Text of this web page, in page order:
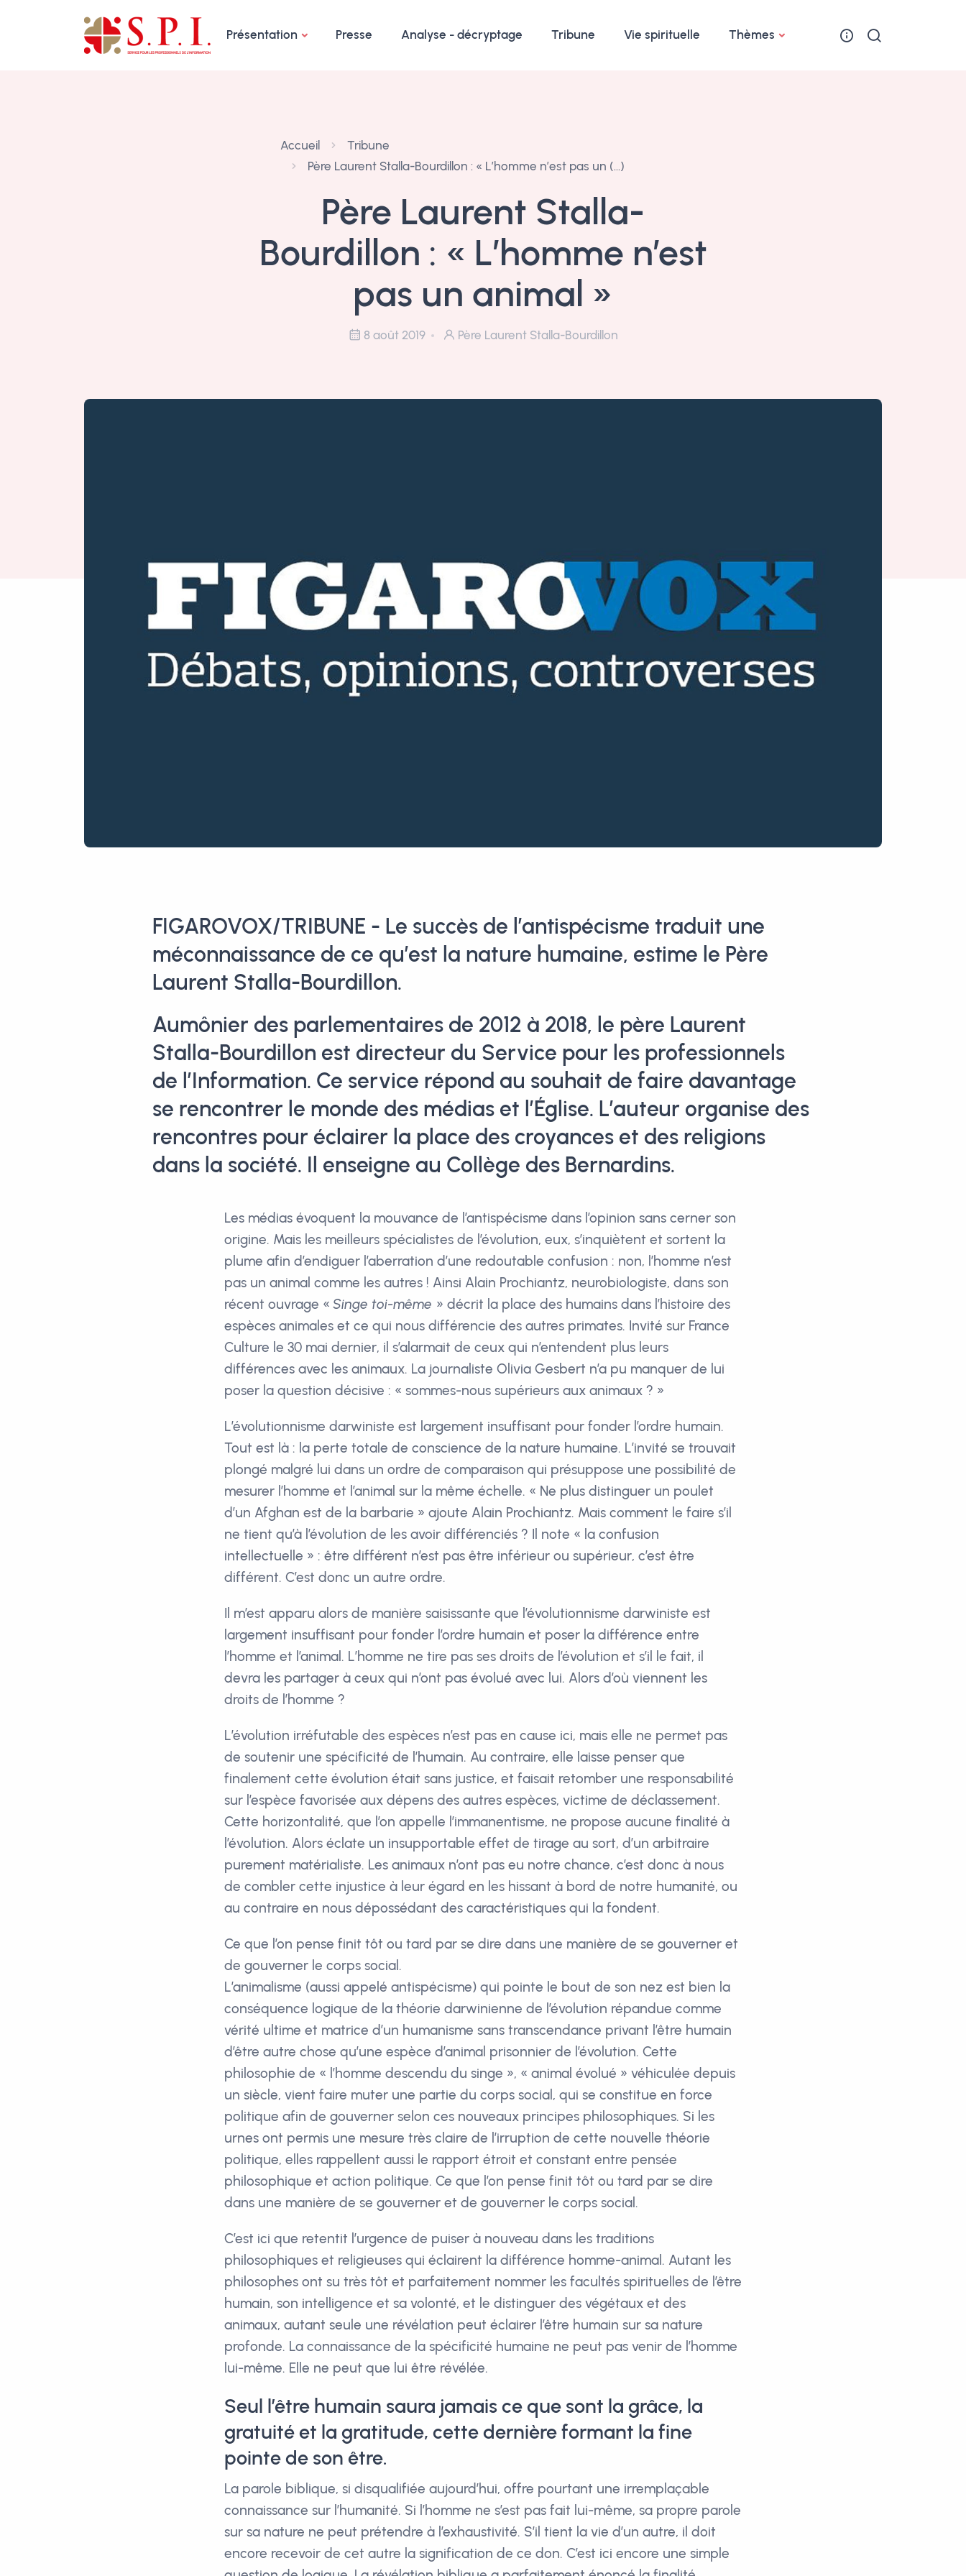
Présentation
Presse Analyse - décryptage Tribune Vie spirituelle Thèmes
Accueil
Tribune
Père Laurent Stalla-Bourdillon : « L’homme n’est pas un (…)
Père Laurent Stalla-
Bourdillon : « L’homme n’est
pas un animal »
8 août 2019 Père Laurent Stalla-Bourdillon
FIGAROVOX/TRIBUNE - Le succès de l’antispécisme traduit une
méconnaissance de ce qu’est la nature humaine, estime le Père
Laurent Stalla-Bourdillon.
Aumônier des parlementaires de 2012 à 2018, le père Laurent
Stalla-Bourdillon est directeur du Service pour les professionnels
de l’Information. Ce service répond au souhait de faire davantage
se rencontrer le monde des médias et l’Église. L’auteur organise des
rencontres pour éclairer la place des croyances et des religions
dans la société. Il enseigne au Collège des Bernardins.
Les médias évoquent la mouvance de l’antispécisme dans l’opinion sans cerner son
origine. Mais les meilleurs spécialistes de l’évolution, eux, s’inquiètent et sortent la
plume afin d’endiguer l’aberration d’une redoutable confusion : non, l’homme n’est
pas un animal comme les autres ! Ainsi Alain Prochiantz, neurobiologiste, dans son
récent ouvrage «Singe toi-même » décrit la place des humains dans l’histoire des
espèces animales et ce qui nous différencie des autres primates. Invité sur France
Culture le 30 mai dernier, il s’alarmait de ceux qui n’entendent plus leurs
différences avec les animaux. La journaliste Olivia Gesbert n’a pu manquer de lui
poser la question décisive : « sommes-nous supérieurs aux animaux ? »
L’évolutionnisme darwiniste est largement insuffisant pour fonder l’ordre humain.
Tout est là : la perte totale de conscience de la nature humaine. L’invité se trouvait
plongé malgré lui dans un ordre de comparaison qui présuppose une possibilité de
mesurer l’homme et l’animal sur la même échelle. « Ne plus distinguer un poulet
d’un Afghan est de la barbarie » ajoute Alain Prochiantz. Mais comment le faire s’il
ne tient qu’à l’évolution de les avoir différenciés ? Il note « la confusion
intellectuelle » : être différent n’est pas être inférieur ou supérieur, c’est être
différent. C’est donc un autre ordre.
Il m’est apparu alors de manière saisissante que l’évolutionnisme darwiniste est
largement insuffisant pour fonder l’ordre humain et poser la différence entre
l’homme et l’animal. L’homme ne tire pas ses droits de l’évolution et s’il le fait, il
devra les partager à ceux qui n’ont pas évolué avec lui. Alors d’où viennent les
droits de l’homme ?
L’évolution irréfutable des espèces n’est pas en cause ici, mais elle ne permet pas
de soutenir une spécificité de l’humain. Au contraire, elle laisse penser que
finalement cette évolution était sans justice, et faisait retomber une responsabilité
sur l’espèce favorisée aux dépens des autres espèces, victime de déclassement.
Cette horizontalité, que l’on appelle l’immanentisme, ne propose aucune finalité à
l’évolution. Alors éclate un insupportable effet de tirage au sort, d’un arbitraire
purement matérialiste. Les animaux n’ont pas eu notre chance, c’est donc à nous
de combler cette injustice à leur égard en les hissant à bord de notre humanité, ou
au contraire en nous dépossédant des caractéristiques qui la fondent.
Ce que l’on pense finit tôt ou tard par se dire dans une manière de se gouverner et
de gouverner le corps social.
L’animalisme (aussi appelé antispécisme) qui pointe le bout de son nez est bien la
conséquence logique de la théorie darwinienne de l’évolution répandue comme
vérité ultime et matrice d’un humanisme sans transcendance privant l’être humain
d’être autre chose qu’une espèce d’animal prisonnier de l’évolution. Cette
philosophie de « l’homme descendu du singe », « animal évolué » véhiculée depuis
un siècle, vient faire muter une partie du corps social, qui se constitue en force
politique afin de gouverner selon ces nouveaux principes philosophiques. Si les
urnes ont permis une mesure très claire de l’irruption de cette nouvelle théorie
politique, elles rappellent aussi le rapport étroit et constant entre pensée
philosophique et action politique. Ce que l’on pense finit tôt ou tard par se dire
dans une manière de se gouverner et de gouverner le corps social.
C’est ici que retentit l’urgence de puiser à nouveau dans les traditions
philosophiques et religieuses qui éclairent la différence homme-animal. Autant les
philosophes ont su très tôt et parfaitement nommer les facultés spirituelles de l’être
humain, son intelligence et sa volonté, et le distinguer des végétaux et des
animaux, autant seule une révélation peut éclairer l’être humain sur sa nature
profonde. La connaissance de la spécificité humaine ne peut pas venir de l’homme
lui-même. Elle ne peut que lui être révélée.
Seul l’être humain saura jamais ce que sont la grâce, la
gratuité et la gratitude, cette dernière formant la fine
pointe de son être.
La parole biblique, si disqualifiée aujourd’hui, offre pourtant une irremplaçable
connaissance sur l’humanité. Si l’homme ne s’est pas fait lui-même, sa propre parole
sur sa nature ne peut prétendre à l’exhaustivité. S’il tient la vie d’un autre, il doit
encore recevoir de cet autre la signification de ce don. C’est ici encore une simple